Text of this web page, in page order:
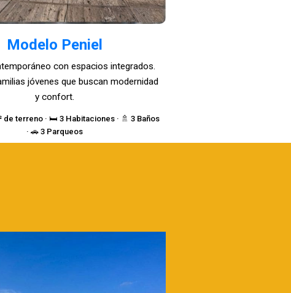
Modelo Peniel
de terreno · 🛏️ 3 Habitaciones · 🚿 3 Baños
· 🚗 3 Parqueos
con espacios integrados.
jóvenes que buscan modernidad
y confort.